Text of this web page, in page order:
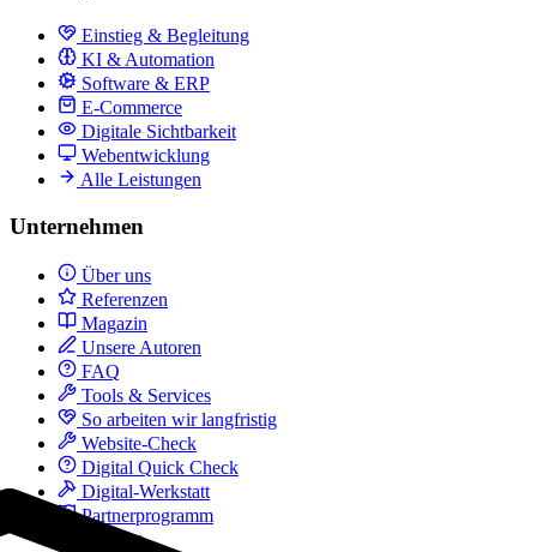
Einstieg & Begleitung
KI & Automation
Software & ERP
E-Commerce
Digitale Sichtbarkeit
Webentwicklung
Alle Leistungen
Unternehmen
Über uns
Referenzen
Magazin
Unsere Autoren
FAQ
Tools & Services
So arbeiten wir langfristig
Website-Check
Digital Quick Check
Digital-Werkstatt
Partnerprogramm
Kontakt